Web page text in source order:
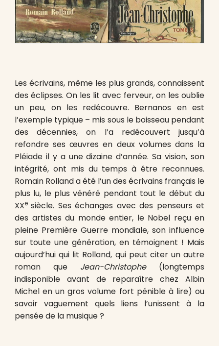
Les écrivains, même les plus grands, connaissent
des éclipses. On les lit avec ferveur, on les oublie
un peu, on les redécouvre. Bernanos en est
l’exemple typique – mis sous le boisseau pendant
des décennies, on l’a redécouvert jusqu’à
refondre ses œuvres en deux volumes dans la
Pléiade il y a une dizaine d’année. Sa vision, son
intégrité, ont mis du temps à être reconnues.
Romain Rolland a été l’un des écrivains français le
plus lu, le plus vénéré pendant tout le début du
XXesiècle. Ses échanges avec des penseurs et
des artistes du monde entier, le Nobel reçu en
pleine Première Guerre mondiale, son influence
sur toute une génération, en témoignent ! Mais
aujourd’hui qui lit Rolland, qui peut citer un autre
roman que Jean-Christophe(longtemps
indisponible avant de reparaître chez Albin
Michel en un gros volume fort pénible à lire) ou
savoir vaguement quels liens l’unissent à la
pensée de la musique ?